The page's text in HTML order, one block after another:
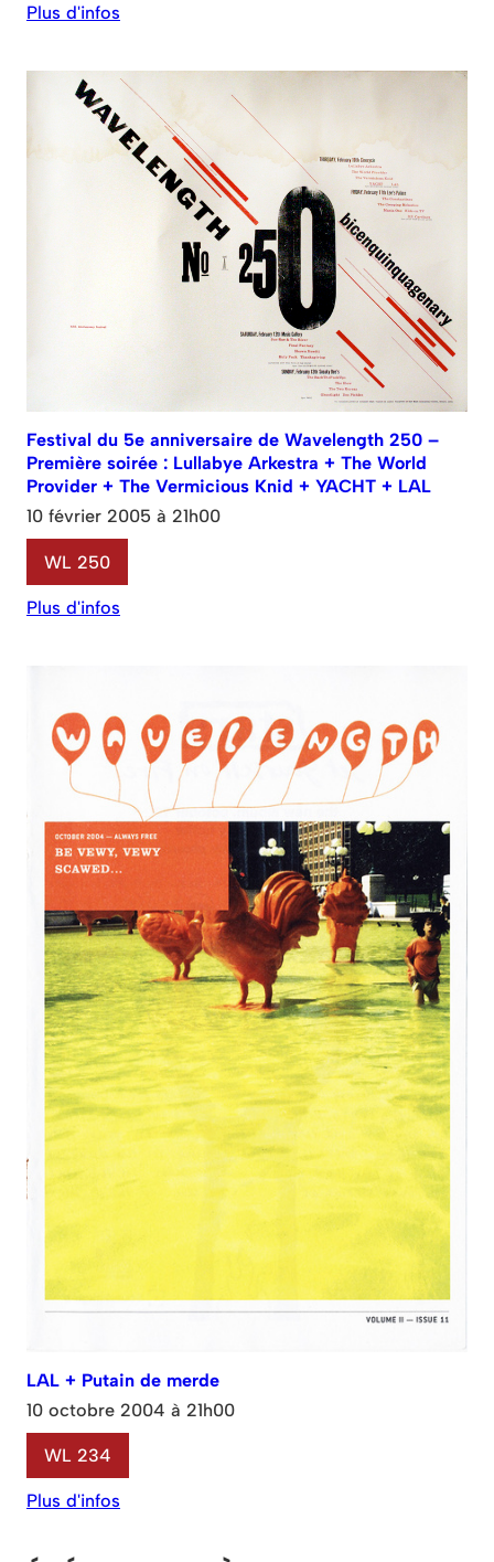
Plus d'infos
Festival du 5e anniversaire de Wavelength 250 –
Première soirée : Lullabye Arkestra + The World
Provider + The Vermicious Knid + YACHT + LAL
10 février 2005 à 21h00
WL 250
Plus d'infos
LAL + Putain de merde
10 octobre 2004 à 21h00
WL 234
Plus d'infos